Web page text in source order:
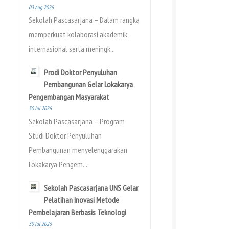
03 Aug 2026
Sekolah Pascasarjana – Dalam rangka
memperkuat kolaborasi akademik
internasional serta meningk...
Prodi Doktor Penyuluhan
Pembangunan Gelar Lokakarya
Pengembangan Masyarakat
30 Jul 2026
Sekolah Pascasarjana – Program
Studi Doktor Penyuluhan
Pembangunan menyelenggarakan
Lokakarya Pengem...
Sekolah Pascasarjana UNS Gelar
Pelatihan Inovasi Metode
Pembelajaran Berbasis Teknologi
30 Jul 2026